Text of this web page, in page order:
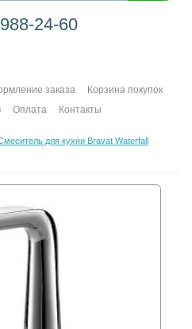
24-60
заказа
Корзина покупок
Оплата Контакты
для кухни Bravat Waterfall